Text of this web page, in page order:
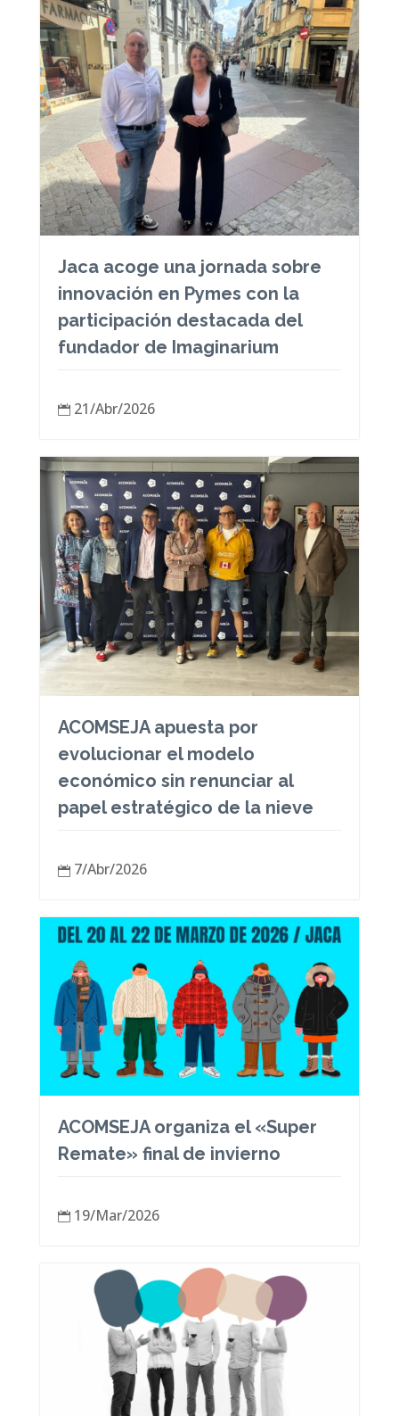
Jaca acoge una jornada sobre
innovación en Pymes con la
participación destacada del
fundador de Imaginarium
 21/Abr/2026
ACOMSEJA apuesta por
evolucionar el modelo
económico sin renunciar al
papel estratégico de la nieve
 7/Abr/2026
ACOMSEJA organiza el «Super
Remate» final de invierno
 19/Mar/2026